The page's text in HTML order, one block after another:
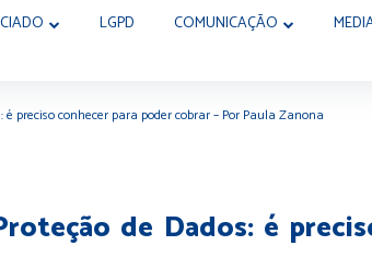
LGPD COMUNICAÇÃO
é preciso conhecer para poder cobrar – Por Paula Zanona
de Dados: é